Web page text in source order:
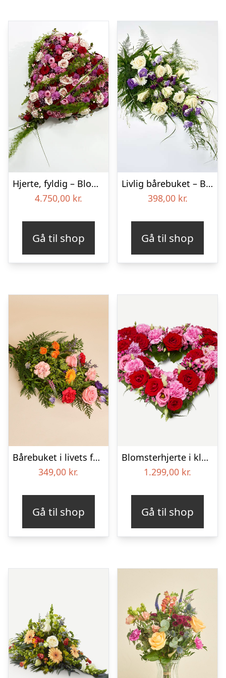
Hjerte, fyldig – Blomster til begravelse
4.750,00 kr.
Gå til shop
Livlig bårebuket – Blomster til begravelse
398,00 kr.
Gå til shop
Bårebuket i livets farver
349,00 kr.
Gå til shop
Blomsterhjerte i klassisk stil – pink
1.299,00 kr.
Gå til shop